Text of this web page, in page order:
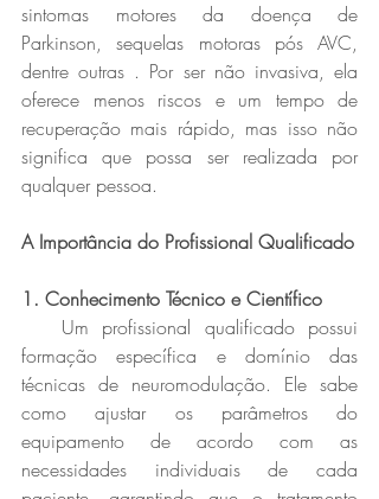
sintomas motores da doença de
Parkinson, sequelas motoras pós AVC,
dentre outras . Por ser não invasiva, ela
oferece menos riscos e um tempo de
recuperação mais rápido, mas isso não
significa que possa ser realizada por
qualquer pessoa.
A Importância do Profissional Qualificado
1. Conhecimento Técnico e Científico
formação específica e domínio das
técnicas de neuromodulação. Ele sabe
como ajustar os parâmetros do
equipamento de acordo com as
necessidades individuais de cada